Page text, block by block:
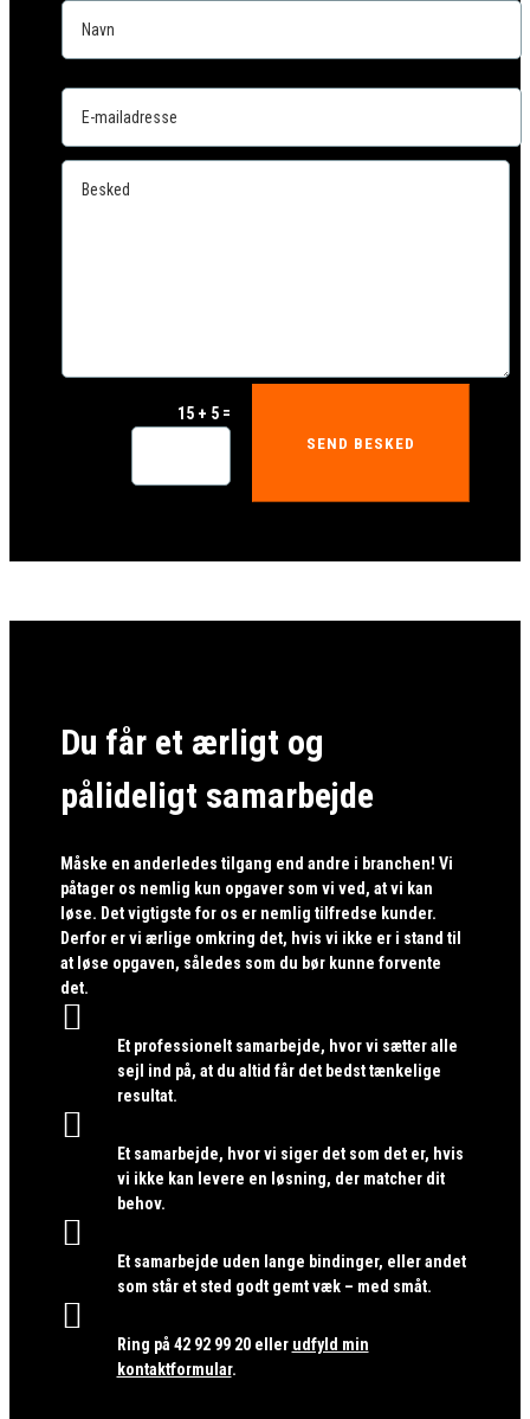
15 + 5=
SEND BESKED
Du får et ærligt og
pålideligt samarbejde
Måske en anderledes tilgang end andre i branchen! Vi
påtager os nemlig kun opgaver som vi ved, at vi kan
løse. Det vigtigste for os er nemlig tilfredse kunder.
Derfor er vi ærlige omkring det, hvis vi ikke er i stand til
at løse opgaven, således som du bør kunne forvente
det.

Et professionelt samarbejde, hvor vi sætter alle
sejl ind på, at du altid får det bedst tænkelige
resultat.

Et samarbejde, hvor vi siger det som det er, hvis
vi ikke kan levere en løsning, der matcher dit
behov.

Et samarbejde uden lange bindinger, eller andet
som står et sted godt gemt væk – med småt.

Ring på 42 92 99 20eller udfyld min
kontaktformular.